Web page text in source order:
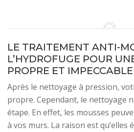
LE TRAITEMENT ANTI-
L’HYDROFUGE POUR
PROPRE ET IMPECCABLE
Après le nettoyage à pression,
propre. Cependant, le nettoyage
étape. En effet, les mousses
à vos murs. La raison est qu’elles